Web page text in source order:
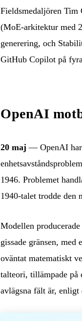
Fieldsmedaljören Tim
(MoE-arkitektur med
generering, och
GitHub Copilot på
OpenAI
20 maj — OpenAI har
1946. Problemet
1940-talet trodde den
Modellen
gissade gränsen,
oväntat matematiskt
talteori, tillämpade på
avlägsna fält är,